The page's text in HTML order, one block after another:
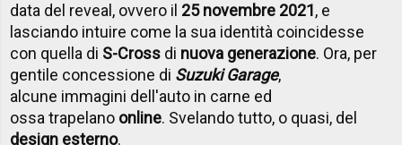
data del reveal, ovvero il 25 novembre 2021, e
lasciando intuire come la sua identità coincidesse
con quella di S-Cross di nuova generazione. Ora, per
gentile concessione di Suzuki Garage,
alcune immagini dell'auto in carne ed
ossa trapelano online. Svelando tutto, o quasi, del
design esterno.